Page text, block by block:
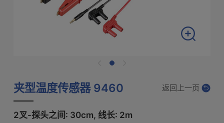
夹型温度传感器 9460 返回上一页
2叉-探头之间: 30cm, 线长: 2m